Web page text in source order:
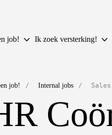
job! Ik zoek versterking!
job! / Internal jobs /